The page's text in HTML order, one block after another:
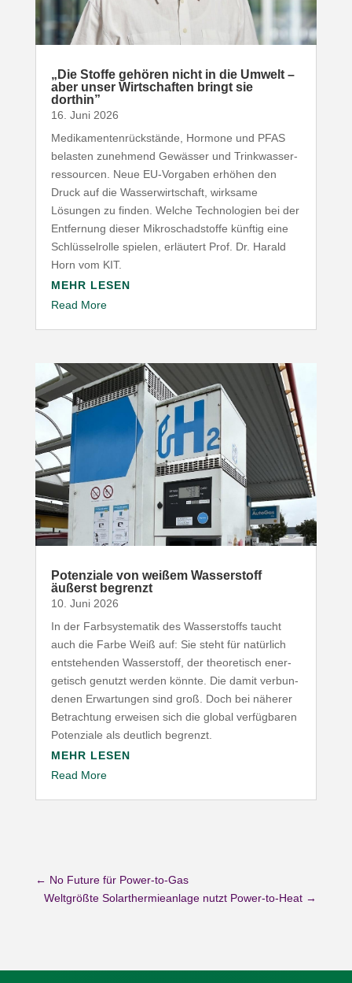
„ Die Stoffe gehören nicht in die Umwelt –
aber unser Wirt­schaften bringt sie
dorthin”
16. Juni 2026
Medi­ka­men­ten­rück­stände, Hormone und PFAS
belasten zunehmend Gewässer und Trink­was­ser­
res­sourcen. Neue EU-​Vorgaben erhöhen den
Druck auf die Wasser­wirt­schaft, wirksame
Lösungen zu finden. Welche Tech­no­logien bei der
Entfernung dieser Mikro­schad­stoffe künftig eine
Schlüs­sel­rolle spielen, erläutert Prof. Dr. Harald
Horn vom KIT.
MEHR LESEN
Read More
Poten­ziale von weißem Wasser­stoff
äußerst begrenzt
10. Juni 2026
In der Farb­sys­te­matik des Wasser­stoffs taucht
auch die Farbe Weiß auf: Sie steht für natürlich
entste­henden Wasser­stoff, der theo­re­tisch ener­
ge­tisch genutzt werden könnte. Die damit verbun­
denen Erwar­tungen sind groß. Doch bei näherer
Betrachtung erweisen sich die global verfüg­baren
Poten­ziale als deutlich begrenzt.
MEHR LESEN
Read More
← No Future für Power-to-Gas
Weltgrößte Solarthermieanlage nutzt Power-to-Heat →